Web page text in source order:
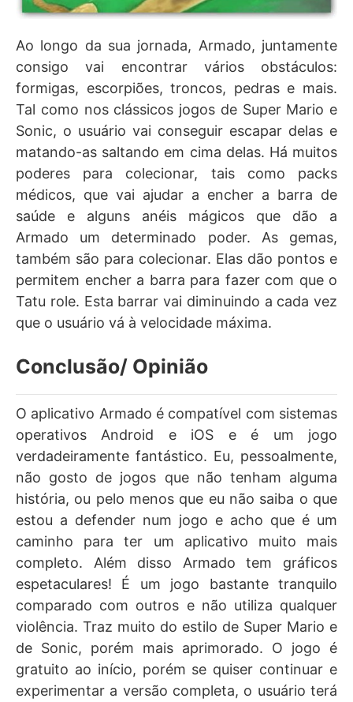
Ao longo da sua jornada, Armado, juntamente
consigo vai encontrar vários obstáculos:
formigas, escorpiões, troncos, pedras e mais.
Tal como nos clássicos jogos de Super Mario e
Sonic, o usuário vai conseguir escapar delas e
matando-as saltando em cima delas. Há muitos
poderes para colecionar, tais como packs
médicos, que vai ajudar a encher a barra de
saúde e alguns anéis mágicos que dão a
Armado um determinado poder. As gemas,
também são para colecionar. Elas dão pontos e
permitem encher a barra para fazer com que o
Tatu role. Esta barrar vai diminuindo a cada vez
que o usuário vá à velocidade máxima.
Conclusão/ Opinião
O aplicativo Armado é compatível com sistemas
operativos Android e iOS e é um jogo
verdadeiramente fantástico. Eu, pessoalmente,
não gosto de jogos que não tenham alguma
história, ou pelo menos que eu não saiba o que
estou a defender num jogo e acho que é um
caminho para ter um aplicativo muito mais
completo. Além disso Armado tem gráficos
espetaculares! É um jogo bastante tranquilo
comparado com outros e não utiliza qualquer
violência. Traz muito do estilo de Super Mario e
de Sonic, porém mais aprimorado. O jogo é
gratuito ao início, porém se quiser continuar e
experimentar a versão completa, o usuário terá